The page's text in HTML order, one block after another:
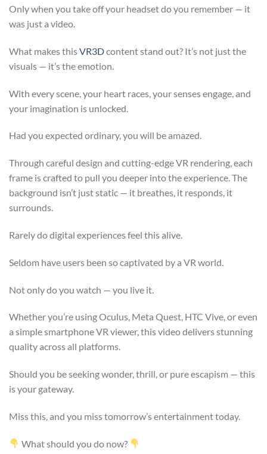
Only when you take off your headset do you remember — it
was just a video.
What makes thisVR3Dcontent stand out? It’s not just the
visuals — it’s the emotion.
With every scene, your heart races, your senses engage, and
your imagination is unlocked.
Had you expected ordinary, you will be amazed.
Through careful design and cutting-edge VR rendering, each
frame is crafted to pull you deeper into the experience. The
background isn’t just static — it breathes, it responds, it
surrounds.
Rarely do digital experiences feel this alive.
Seldom have users been so captivated by a VR world.
Not only do you watch — you live it.
Whether you’re using Oculus, Meta Quest, HTC Vive, or even
a simple smartphone VR viewer, this video delivers stunning
quality across all platforms.
Should you be seeking wonder, thrill, or pure escapism — this
is your gateway.
Miss this, and you miss tomorrow’s entertainment today.
What should you do now?